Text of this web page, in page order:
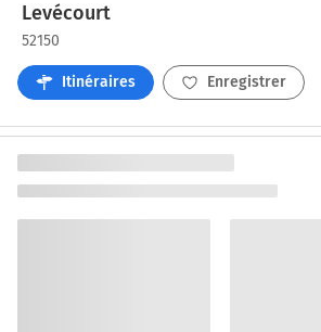
Levécourt
52150
Itinéraires Enregistrer